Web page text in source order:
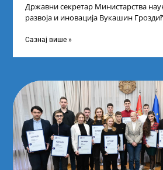
Државни секретар Министарства
развоја и иновација Вукашин
промоцију
Сазнај више »